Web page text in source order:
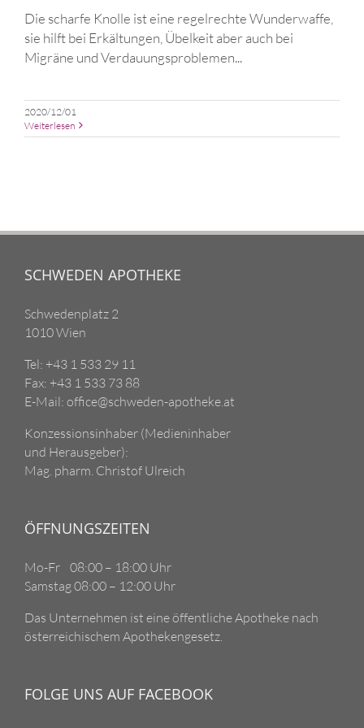
Die scharfe Knolle ist eine regelrechte Wunderwaffe,
sie hilft bei Erkältungen, Übelkeit aber auch bei
Migräne und Verdauungsproblemen...
2020/12/01
Weiterlesen
SCHWEDEN APOTHEKE
Schwedenplatz 2
1010 Wien
Tel: +43 1 533 29 11
Fax: +43 1 533 73 88
E-Mail: office@schweden-apotheke.at
Konzessionsinhaber (Medieninhaber
und Herausgeber):
Mag. pharm. Christof Ulreich
ÖFFNUNGSZEITEN
Mo-Fr 08:00 – 18:00 Uhr
Samstag 08:00 – 12:00 Uhr
Das Unternehmen ist eine öffentliche Apotheke nach
österreichischem Apothekengesetz.
FOLGE UNS AUF FACEBOOK